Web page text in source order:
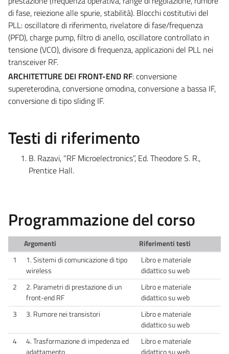
di fase, reiezione alle spurie, stabilità). Blocchi costitutivi del
PLL: oscillatore di riferimento, rivelatore di fase/frequenza
(PFD), charge pump, filtro di anello, oscillatore controllato in
tensione (VCO), divisore di frequenza, applicazioni del PLL nei
transceiver RF.
ARCHITETTURE DEI FRONT-END RF: conversione
supereterodina, conversione omodina, conversione a bassa IF,
conversione di tipo sliding IF.
Testi di riferimento
B. Razavi, “RF Microelectronics”, Ed. Theodore S. R.,
Prentice Hall.
Programmazione del corso
Argomenti
Riferimenti testi
1
1. Sistemi di comunicazione di tipo
wireless
Libro e materiale
didattico su web
2
2. Parametri di prestazione di un
front-end RF
Libro e materiale
didattico su web
3
3. Rumore nei transistori
Libro e materiale
didattico su web
4
4. Trasformazione di impedenza ed
Libro e materiale